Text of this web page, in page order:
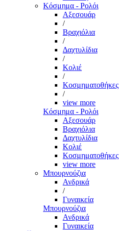
Κόσμημα - Ρολόι
Αξεσουάρ
/
Βραχιόλια
/
Δαχτυλίδια
/
Κολιέ
/
Κοσμηματοθήκες
/
view more
Κόσμημα - Ρολόι
Αξεσουάρ
Βραχιόλια
Δαχτυλίδια
Κολιέ
Κοσμηματοθήκες
view more
Μπουρνούζια
Ανδρικά
/
Γυναικεία
Μπουρνούζια
Ανδρικά
Γυναικεία